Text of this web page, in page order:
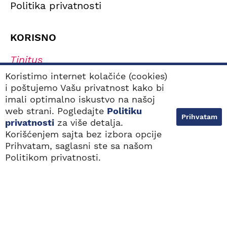
NAJBLIŽE
LOKACIJE
BESPLATAN POZIV
Politika privatnosti
KORISNO
Tinitus
Simptomi oštećenja sluha
Tipovi oštećenja sluha
Navikavanje na slušni aparat
Kako odabrati najbolji slušni aparat?
Sva prava zadržana. 2000 - 2026. © Audiovox
Koristimo internet kolačiće (cookies)
i poštujemo Vašu privatnost kako bi
imali optimalno iskustvo na našoj
web strani. Pogledajte Politiku
privatnosti za više detalja.
Korišćenjem sajta bez izbora opcije
Prihvatam, saglasni ste sa našom
Politikom privatnosti.
Prihvatam